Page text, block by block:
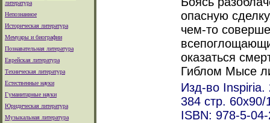
литература
Непознанное
Историческая литература
Мемуары и биографии
Познавательная литература
Еврейская литература
Техническая литература
Естественные науки
Гуманитарные науки
Юридическая литература
Музыкальная литература
опасную
чем-то
оказаться
Гиблом Мысе
Изд-во Inspiria.
384 стр. 60x90/
ISBN: 978-5-